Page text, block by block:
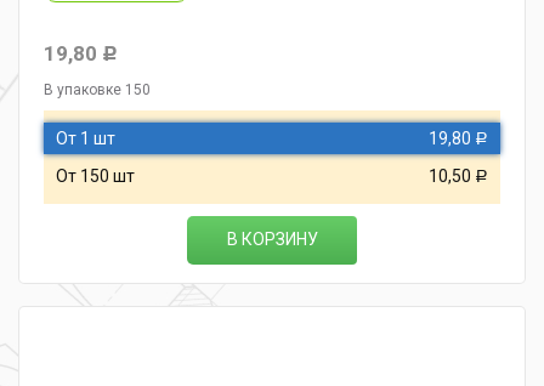
19,80 Р
В упаковке 150
От 1 шт 19,80 Р
От 150 шт 10,50 Р
В КОРЗИНУ